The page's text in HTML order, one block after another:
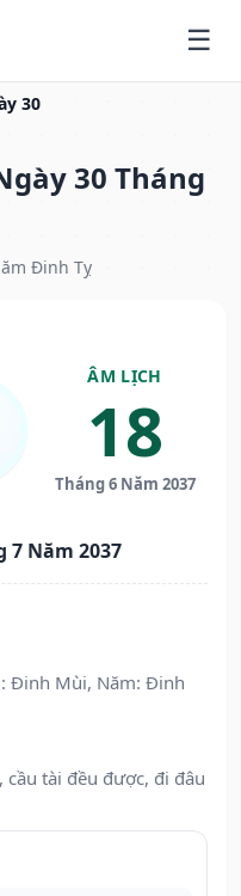
30
30 Tháng
Đinh Tỵ
ÂM LỊCH
18
Tháng 6 Năm 2037
7 Năm 2037
Đinh Mùi, Năm: Đinh
cầu tài đều được, đi đâu